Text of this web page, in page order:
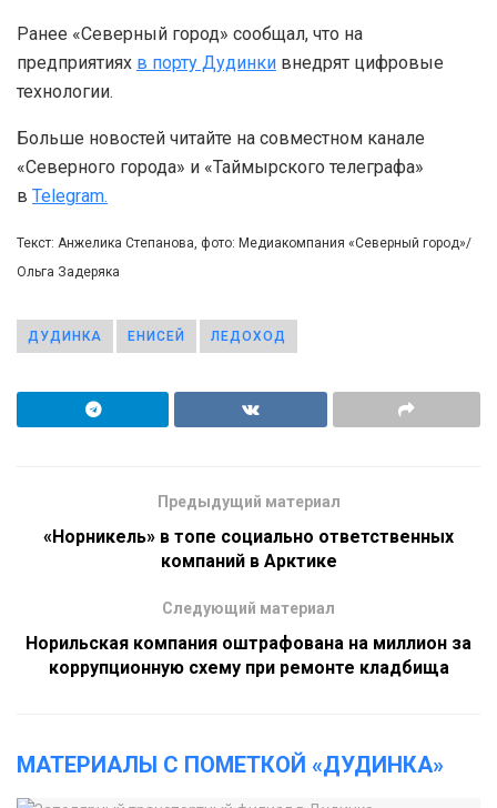
Ранее «Северный город» сообщал, что на
предприятиях в порту Дудинки внедрят цифровые
технологии.
Больше новостей читайте на совместном канале
«Северного города» и «Таймырского телеграфа»
в Telegram.
Текст: Анжелика Степанова, фото: Медиакомпания «Северный город»/
Ольга Задеряка
ДУДИНКА ЕНИСЕЙ ЛЕДОХОД
Предыдущий материал
«Норникель» в топе социально ответственных
компаний в Арктике
Следующий материал
Норильская компания оштрафована на миллион за
коррупционную схему при ремонте кладбища
МАТЕРИАЛЫ С ПОМЕТКОЙ «ДУДИНКА»